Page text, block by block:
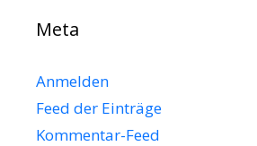
Meta
Anmelden
Feed der Einträge
Kommentar-Feed